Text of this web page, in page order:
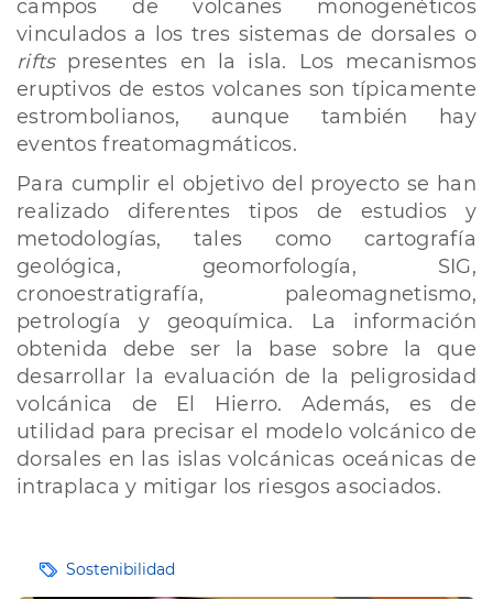
campos de volcanes monogenéticos
vinculados a los tres sistemas de dorsales o
riftspresentes en la isla. Los mecanismos
eruptivos de estos volcanes son típicamente
estrombolianos, aunque también hay
eventos freatomagmáticos.
Para cumplir el objetivo del proyecto se han
realizado diferentes tipos de estudios y
metodologías, tales como cartografía
geológica, geomorfología, SIG,
cronoestratigrafía, paleomagnetismo,
petrología y geoquímica. La información
obtenida debe ser la base sobre la que
desarrollar la evaluación de la peligrosidad
volcánica de El Hierro. Además, es de
utilidad para precisar el modelo volcánico de
dorsales en las islas volcánicas oceánicas de
intraplaca y mitigar los riesgos asociados.
EtiquetasSostenibilidad